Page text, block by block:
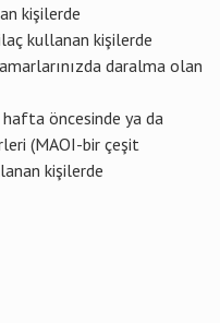
kişilerde
kullanan kişilerde
daralma olan
öncesinde ya da
(MAOI-bir çeşit
kişilerde